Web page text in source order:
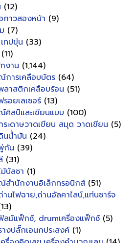
(12)
กาวสองหน้า (9)
(7)
ทปขุ่น (33)
(11)
งาน (1,144)
การเคลือบบัตร (64)
ลาสติกเคลือบร้อน (51)
รอยเลเซอร์ (13)
ศิลป์และเขียนแบบ (100)
ระดาษวาดเขียน สมุด วาดเขียน (5)
นน้ำมัน (24)
กัน (39)
(31)
ม้บัลชา (1)
สำนักงานอิเล็กทรอนิกส์ (51)
านไฟฉาย,ถ่านอัลคาไลน์,แท่นชาร์จ
ลม์แฟ็กซ์, drumเครื่องแฟ็กซ์ (5)
างปลั๊กเอนกประสงค์ (1)